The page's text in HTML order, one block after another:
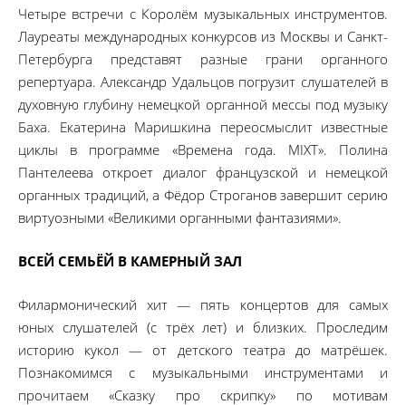
Четыре встречи с Королём музыкальных инструментов.
Лауреаты международных конкурсов из Москвы и Санкт-
Петербурга представят разные грани органного
репертуара. Александр Удальцов погрузит слушателей в
духовную глубину немецкой органной мессы под музыку
Баха. Екатерина Маришкина переосмыслит известные
циклы в программе «Времена года. MIXT». Полина
Пантелеева откроет диалог французской и немецкой
органных традиций, а Фёдор Строганов завершит серию
виртуозными «Великими органными фантазиями».
ВСЕЙ СЕМЬЁЙ В КАМЕРНЫЙ ЗАЛ
Филармонический хит — пять концертов для самых
юных слушателей (с трёх лет) и близких. Проследим
историю кукол — от детского театра до матрёшек.
Познакомимся с музыкальными инструментами и
прочитаем «Сказку про скрипку» по мотивам